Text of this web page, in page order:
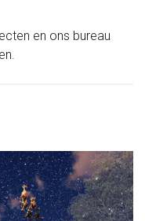
en ons bureau